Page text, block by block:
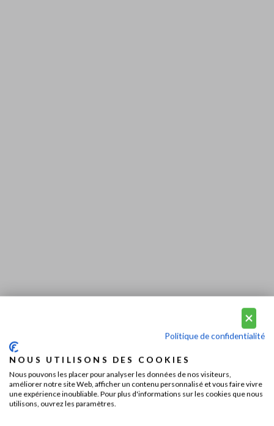
Politique de confidentialité
NOUS UTILISONS DES COOKIES
Nous pouvons les placer pour analyser les données de nos visiteurs,
améliorer notre site Web, afficher un contenu personnalisé et vous faire vivre
une expérience inoubliable. Pour plus d'informations sur les cookies que nous
utilisons, ouvrez les paramètres.